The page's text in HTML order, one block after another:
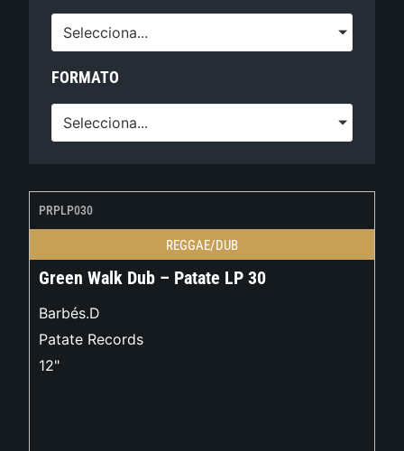
Selecciona...
FORMATO
Selecciona...
PRPLP030
REGGAE/DUB
Green Walk Dub – Patate LP 30
Barbés.D
Patate Records
12"